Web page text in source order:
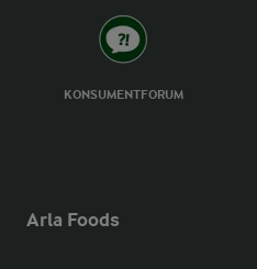
KONSUMENTFORUM
Arla Foods